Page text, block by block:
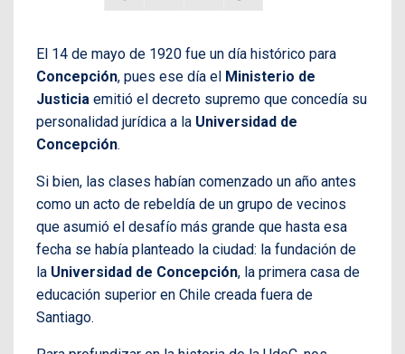
El 14 de mayo de 1920 fue un día histórico para
Concepción, pues ese día el Ministerio de
Justicia emitió el decreto supremo que concedía su
personalidad jurídica a la Universidad de
Concepción.
Si bien, las clases habían comenzado un año antes
como un acto de rebeldía de un grupo de vecinos
que asumió el desafío más grande que hasta esa
fecha se había planteado la ciudad: la fundación de
la Universidad de Concepción, la primera casa de
educación superior en Chile creada fuera de
Santiago.